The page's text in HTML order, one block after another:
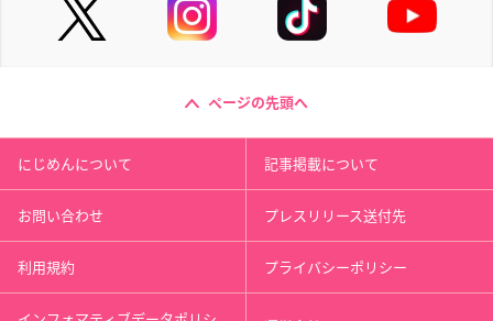
ページの先頭へ
にじめんについて 記事掲載について
お問い合わせ プレスリリース送付先
利用規約 プライバシーポリシー